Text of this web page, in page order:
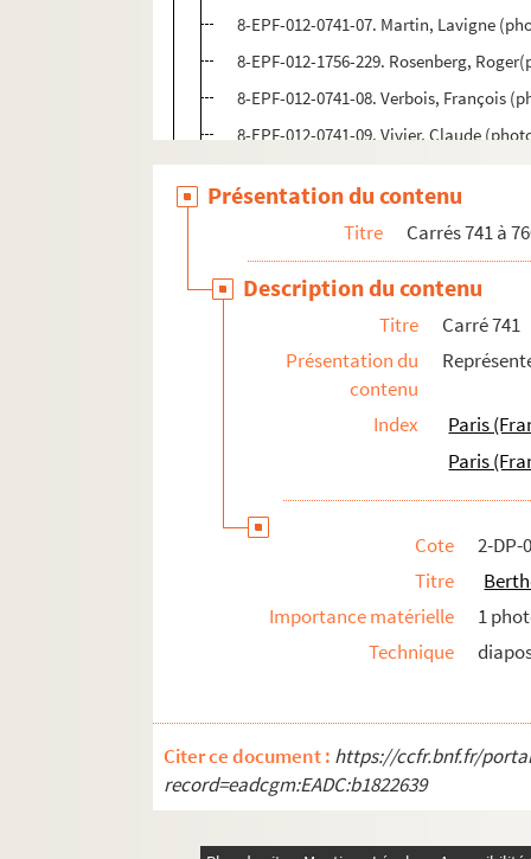
8-EPF-012-0741-07. Martin, Lavigne
8-EPF-012-1756-229. Rosenberg,
8-EPF-012-0741-08. Verbois, François
8-EPF-012-0741-09. Vivier, Claude
8-EPF-012-1756-230. Photographe non
8-EPF-012-0741-10. Photographe non
8-EPF-012-0741-11. Photographe non
Carré 742
Carré 744
Carré 748
Carré 749
Carré 751
Carré 754
Carré 755
Carré 756
Présentation du contenu
Titre Carrés 741 à
Description du contenu
Titre
Carré 741
Présentation du
contenu
Index
Paris
Paris
Cote
2-DP-
Titre
Importance matérielle
1
Technique
Citer ce document : https://ccfr.bnf.fr/
record=eadcgm:EADC:b1822639